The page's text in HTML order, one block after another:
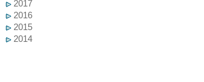
2017
2016
2015
2014